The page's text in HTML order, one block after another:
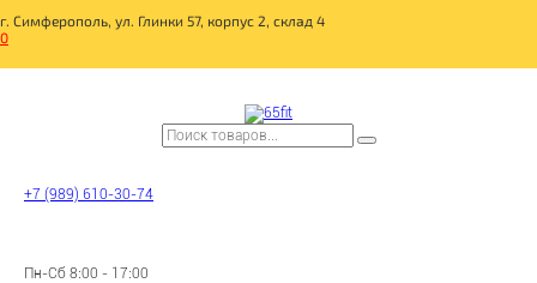
г. Симферополь, ул. Глинки 57, корпус 2, склад 4
0
+7 (989) 610-30-74
Пн-Сб 8:00 - 17:00